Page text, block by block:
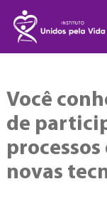
Você
de
novas